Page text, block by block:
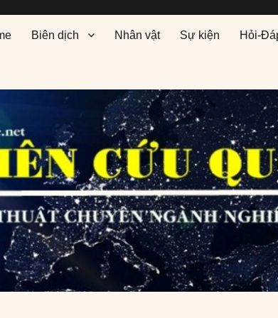
Biên dịch Nhân vật Sự kiện Hỏi-